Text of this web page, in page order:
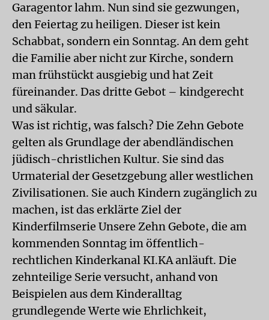
Garagentor lahm. Nun sind sie gezwungen,
den Feiertag zu heiligen. Dieser ist kein
Schabbat, sondern ein Sonntag. An dem geht
die Familie aber nicht zur Kirche, sondern
man frühstückt ausgiebig und hat Zeit
füreinander. Das dritte Gebot – kindgerecht
und säkular.
Was ist richtig, was falsch? Die Zehn Gebote
gelten als Grundlage der abendländischen
jüdisch-christlichen Kultur. Sie sind das
Urmaterial der Gesetzgebung aller westlichen
Zivilisationen. Sie auch Kindern zugänglich zu
machen, ist das erklärte Ziel der
Kinderfilmserie Unsere Zehn Gebote, die am
kommenden Sonntag im öffentlich-
rechtlichen Kinderkanal KI.KA anläuft. Die
zehnteilige Serie versucht, anhand von
Beispielen aus dem Kinderalltag
grundlegende Werte wie Ehrlichkeit,